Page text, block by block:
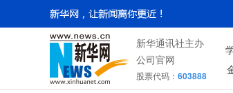
新华通讯社主办
公司官网
股票代码： 603888